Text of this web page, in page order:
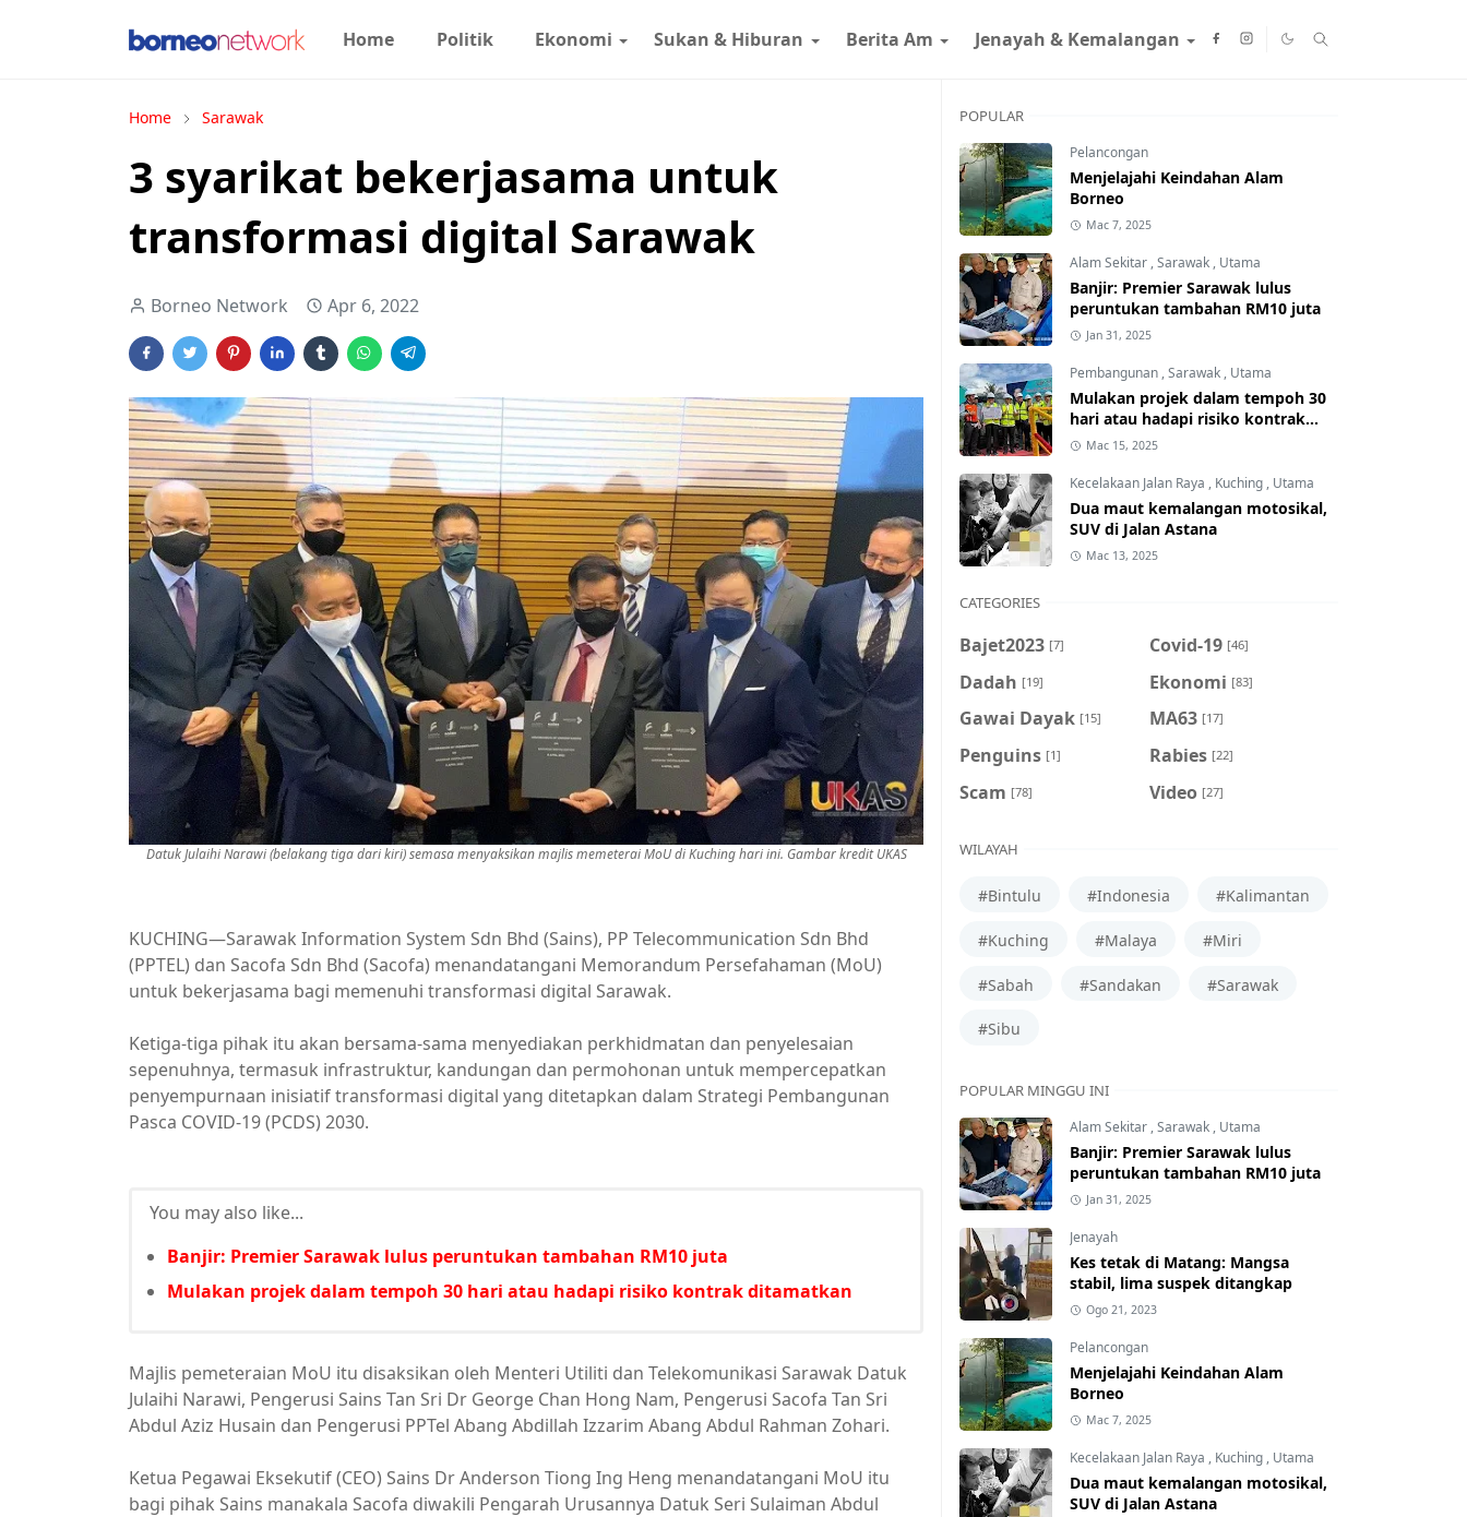
Home Politik Ekonomi Sukan & Hiburan Berita Am Jenayah & Kemalangan
Home Sarawak
3 syarikat bekerjasama untuk
transformasi digital Sarawak
Borneo Network Apr 6, 2022
Datuk Julaihi Narawi (belakang tiga dari kiri) semasa menyaksikan majlis memeterai MoU di Kuching hari ini. Gambar kredit UKAS
KUCHING—Sarawak Information System Sdn Bhd (Sains), PP Telecommunication Sdn Bhd
(PPTEL) dan Sacofa Sdn Bhd (Sacofa) menandatangani Memorandum Persefahaman (MoU)
untuk bekerjasama bagi memenuhi transformasi digital Sarawak.
Ketiga-tiga pihak itu akan bersama-sama menyediakan perkhidmatan dan penyelesaian
sepenuhnya, termasuk infrastruktur, kandungan dan permohonan untuk mempercepatkan
penyempurnaan inisiatif transformasi digital yang ditetapkan dalam Strategi Pembangunan
Pasca COVID-19 (PCDS) 2030.
You may also like...
Banjir: Premier Sarawak lulus peruntukan tambahan RM10 juta
Mulakan projek dalam tempoh 30 hari atau hadapi risiko kontrak ditamatkan
Majlis pemeteraian MoU itu disaksikan oleh Menteri Utiliti dan Telekomunikasi Sarawak Datuk
Julaihi Narawi, Pengerusi Sains Tan Sri Dr George Chan Hong Nam, Pengerusi Sacofa Tan Sri
Abdul Aziz Husain dan Pengerusi PPTel Abang Abdillah Izzarim Abang Abdul Rahman Zohari.
Ketua Pegawai Eksekutif (CEO) Sains Dr Anderson Tiong Ing Heng menandatangani MoU itu
bagi pihak Sains manakala Sacofa diwakili Pengarah Urusannya Datuk Seri Sulaiman Abdul
POPULAR
Pelancongan
Menjelajahi Keindahan Alam
Borneo
Mac 7, 2025
Alam Sekitar ,Sarawak , Utama
Banjir: Premier Sarawak lulus
peruntukan tambahan RM10 juta
Jan 31, 2025
Pembangunan ,Sarawak , Utama
Mulakan projek dalam tempoh 30
hari atau hadapi risiko kontrak
ditamatkan
Mac 15, 2025
Kecelakaan Jalan Raya , Kuching , Utama
Dua maut kemalangan motosikal,
SUV di Jalan Astana
Mac 13, 2025
CATEGORIES
Bajet2023 [7] Covid-19 [46]
Dadah [19] Ekonomi [83]
Gawai Dayak [15] MA63 [17]
Penguins [1] Rabies [22]
Scam [78] Video [27]
WILAYAH
#Bintulu #Indonesia #Kalimantan
#Kuching #Malaya #Miri
#Sabah #Sandakan #Sarawak
#Sibu
POPULAR MINGGU INI
Alam Sekitar ,Sarawak , Utama
Banjir: Premier Sarawak lulus
peruntukan tambahan RM10 juta
Jan 31, 2025
Jenayah
Kes tetak di Matang: Mangsa
stabil, lima suspek ditangkap
Ogo 21, 2023
Pelancongan
Menjelajahi Keindahan Alam
Borneo
Mac 7, 2025
Kecelakaan Jalan Raya , Kuching , Utama
Dua maut kemalangan motosikal,
SUV di Jalan Astana